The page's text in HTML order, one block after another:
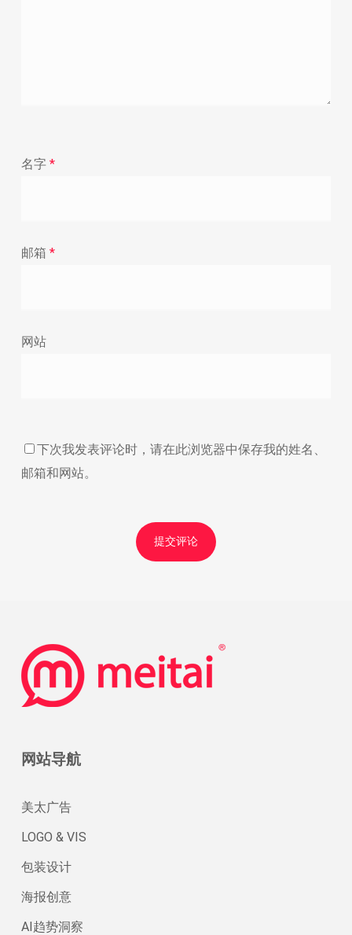
名字 *
邮箱 *
网站
下次我发表评论时，请在此浏览器中保存我的姓名、
邮箱和网站。
网站导航
美太广告
LOGO & VIS
包装设计
海报创意
AI趋势洞察